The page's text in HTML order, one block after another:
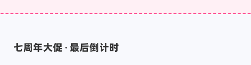
七周年大促 · 最后倒计时